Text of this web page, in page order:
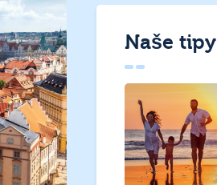
Naše tipy